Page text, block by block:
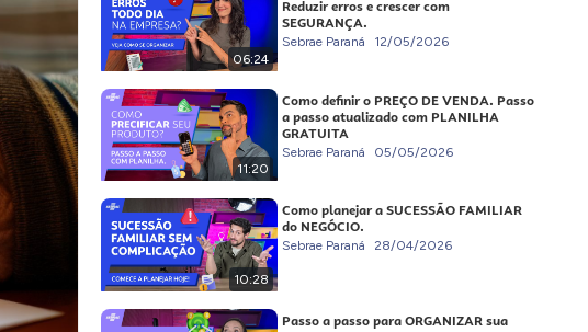
06:24
Reduzir erros e crescer com
SEGURANÇA.
Sebrae Paraná 12/05/2026
11:20
Como definir o PREÇO DE VENDA. Passo
a passo atualizado com PLANILHA
GRATUITA
Sebrae Paraná 05/05/2026
10:28
Como planejar a SUCESSÃO FAMILIAR
do NEGÓCIO.
Sebrae Paraná 28/04/2026
Passo a passo para ORGANIZAR sua